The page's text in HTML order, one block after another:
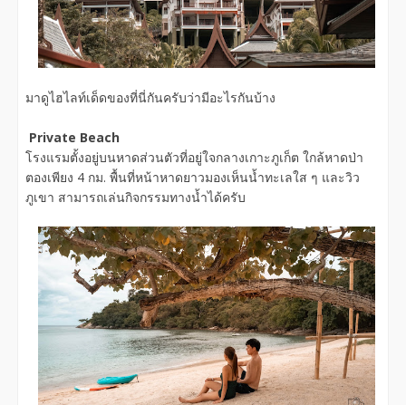
มาดูไฮไลท์เด็ดของที่นี่กันครับว่ามีอะไรกันบ้าง
Private Beach
โรงแรมตั้งอยู่บนหาดส่วนตัวที่อยู่ใจกลางเกาะภูเก็ต ใกล้หาดป่า
ตองเพียง 4 กม. พื้นที่หน้าหาดยาวมองเห็นน้ำทะเลใส ๆ และวิว
ภูเขา สามารถเล่นกิจกรรมทางน้ำได้ครับ